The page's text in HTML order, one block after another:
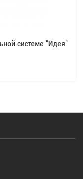
системе "Идея"